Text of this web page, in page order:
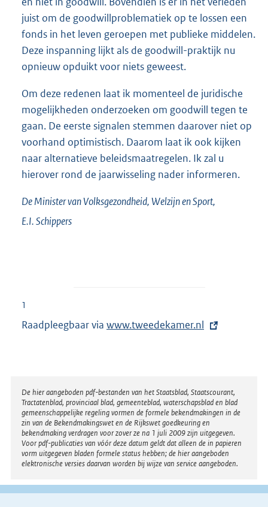
juist om de goodwillproblematiek op te lossen een
fonds in het leven geroepen met publieke middelen.
Deze inspanning lijkt als de goodwill-praktijk nu
opnieuw opduikt voor niets geweest.
Om deze redenen laat ik momenteel de juridische
mogelijkheden onderzoeken om goodwill tegen te
gaan. De eerste signalen stemmen daarover niet op
voorhand optimistisch. Daarom laat ik ook kijken
naar alternatieve beleidsmaatregelen. Ik zal u
hierover rond de jaarwisseling nader informeren.
De Minister van Volksgezondheid, Welzijn en Sport,
E.I.Schippers
1
Raadpleegbaar via E
r
n
e
l
i
n
k
www.tweedekamer.nl
Disclaimer
De hier aangeboden pdf-bestanden van het Staatsblad, Staatscourant,
Tractatenblad, provinciaal blad, gemeenteblad, waterschapsblad en blad
gemeenschappelijke regeling vormen de formele bekendmakingen in de
zin van de Bekendmakingswet en de Rijkswet goedkeuring en
bekendmaking verdragen voor zover ze na 1 juli 2009 zijn uitgegeven.
Voor pdf-publicaties van vóór deze datum geldt dat alleen de in papieren
vorm uitgegeven bladen formele status hebben; de hier aangeboden
elektronische versies daarvan worden bij wijze van service aangeboden.